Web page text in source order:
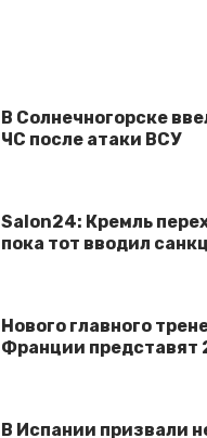
В Солнечногорске
ЧС после атаки ВСУ
Salon24: Кремль
пока тот вводил
Нового главного
Франции представят
В Испании призвали